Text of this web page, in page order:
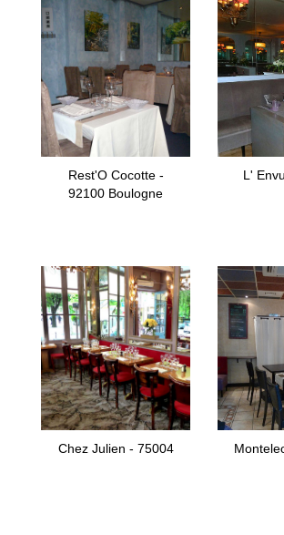
Rest'O Cocotte -
92100 Boulogne
L'
Chez Julien - 75004